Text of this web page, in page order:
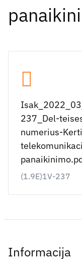
237_Del-
numerius-
(1.9E)1V-237
Informacija